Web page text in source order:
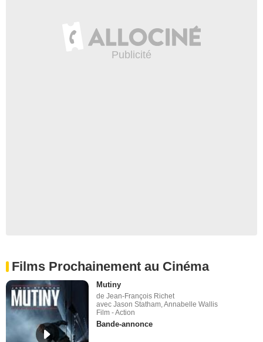
Films Prochainement au Cinéma
Mutiny
de Jean-François Richet
avec Jason Statham, Annabelle Wallis
Film - Action
Bande-annonce